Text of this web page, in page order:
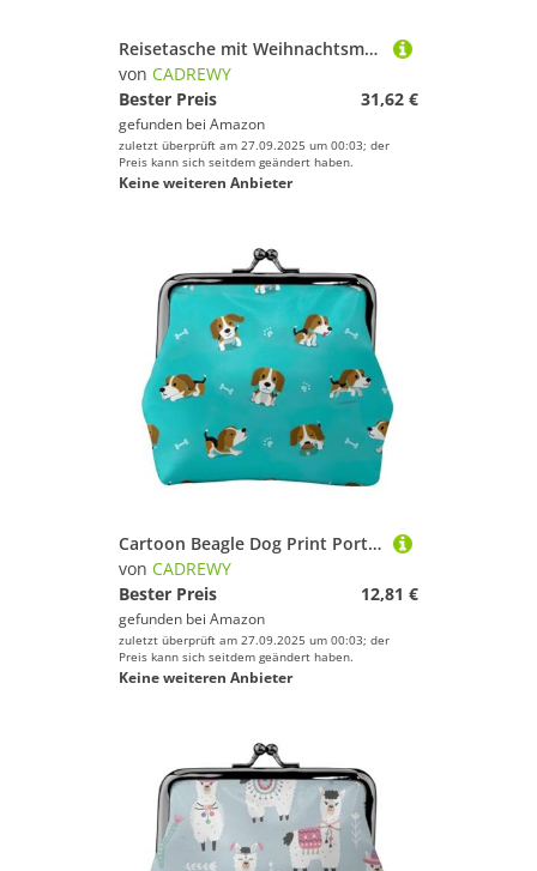
Reisetasche mit Weihnachtsmann-Motiv, großes Fassungsvermögen, stilvolle Wochenendtasche für Outdoor-Aktivitäten, Schwarz, Einheitsgröße
von CADREWY
Bester Preis
31,62 €
gefunden bei Amazon
zuletzt überprüft am 27.09.2025 um 00:03; der
Preis kann sich seitdem geändert haben.
Keine weiteren Anbieter
Cartoon Beagle Dog Print Portable Women Coin Purse Cute Mini Zipper Wallet with Kiss Lock Credit Cards, Black, One Size
von CADREWY
Bester Preis
12,81 €
gefunden bei Amazon
zuletzt überprüft am 27.09.2025 um 00:03; der
Preis kann sich seitdem geändert haben.
Keine weiteren Anbieter